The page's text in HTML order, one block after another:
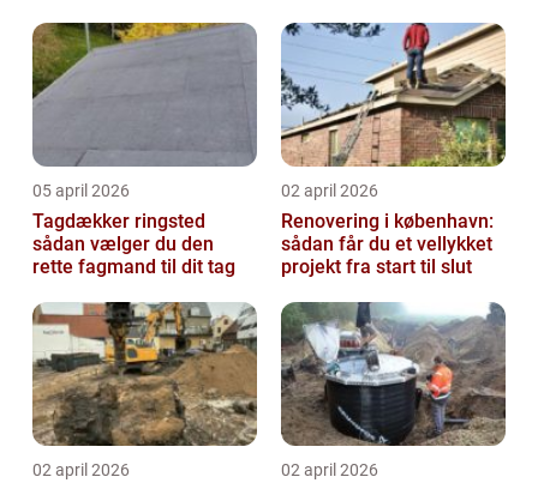
05 april 2026
Tagdækker ringsted
sådan vælger du den
rette fagmand til dit tag
02 april 2026
Renovering i københavn:
sådan får du et vellykket
projekt fra start til slut
02 april 2026 02 april 2026